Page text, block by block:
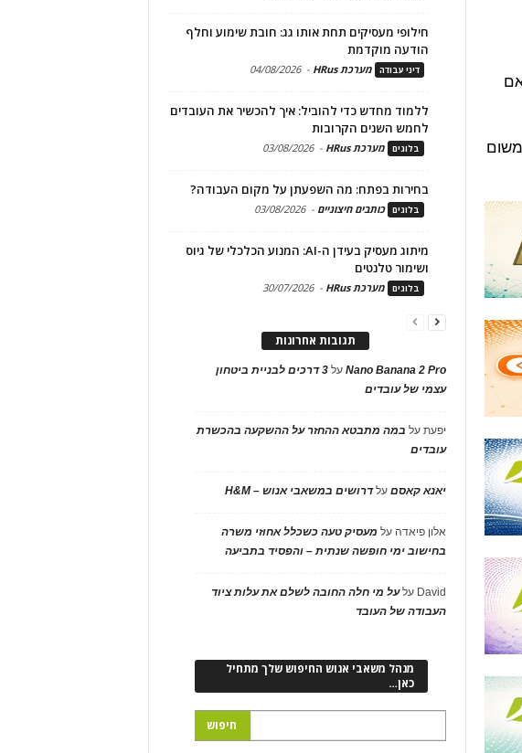
חילופי מעסיקים תחת אותו גג: חובת שימוע וחלף
הודעה מוקדמת
דיני עבודה מערכת HRus -
04/08/2026
ללמוד מחדש כדי להוביל: איך להכשיר את העובדים
לחמש השנים הקרובות
בלוגים מערכת HRus -
03/08/2026
בחירות בפתח: מה השפעתן על מקום העבודה?
בלוגים כותבים חיצוניים -
03/08/2026
מיתוג מעסיק בעידן ה-AI: המנוע הכלכלי של גיוס
ושימור טלנטים
בלוגים מערכת HRus -
30/07/2026
תגובות אחרונות
Nano Banana 2 Proעל
3 דרכים לבניית ביטחון
עצמי של עובדים
יפעתעל במה מתבטא ההחזר על ההשקעה בהכשרת
עובדים
יאנא קאסםעלדרושים במשאבי אנוש – H&M
אלון פיאדה על מעסיק טעה כשכלל אחוזי משרה
בחישוב ימי חופשה שנתית – והפסיד בתביעה
David עלעל מי חלה החובה לשלם את עלות ציוד
העבודה של העובד
מנהל משאבי אנוש החיפוש שלך מתחיל
כאן…